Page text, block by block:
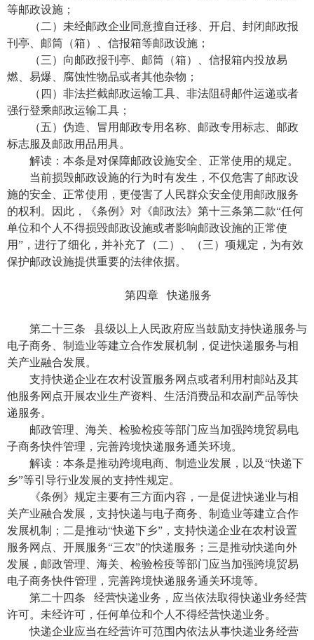
等邮政设施；
（二）未经邮政企业同意擅自迁移、开启、封闭邮政报
刊亭、邮筒（箱）、信报箱等邮政设施；
（三）向邮政报刊亭、邮筒（箱）、信报箱内投放易
燃、易爆、腐蚀性物品或者其他杂物；
（四）非法拦截邮政运输工具、非法阻碍邮件运递或者
强行登乘邮政运输工具；
（五）伪造、冒用邮政专用名称、邮政专用标志、邮政
标志服及邮政用品用具。
解读：本条是对保障邮政设施安全、正常使用的规定。
当前损毁邮政设施的行为时有发生，不仅危害了邮政设
施的安全、正常使用，更侵害了人民群众安全使用邮政服务
的权利。因此，《条例》对《邮政法》第十三条第二款“任何
单位和个人不得损毁邮政设施或者影响邮政设施的正常使
用”，进行了细化，并补充了（二）、（三）项规定，为有效
保护邮政设施提供重要的法律依据。
第四章 快递服务
第二十三条 县级以上人民政府应当鼓励支持快递服务与
电子商务、制造业等建立合作发展机制，促进快递服务与相
关产业融合发展。
支持快递企业在农村设置服务网点或者利用村邮站及其
他服务网点开展农业生产资料、生活消费品和农副产品等快
递服务。
邮政管理、海关、检验检疫等部门应当加强跨境贸易电
子商务快件管理，完善跨境快递服务通关环境。
解读：本条是推动跨境电商、制造业发展，以及“快递下
乡”等引导行业发展的支持性规定。
《条例》规定主要有三方面内容，一是促进快递业与相
关产业融合发展，支持快递与电子商务、制造业等建立合作
发展机制；二是推动“快递下乡”，支持快递企业在农村设置
服务网点、开展服务“三农”的快递服务；三是推动快递向外
发展，邮政管理、海关、检验检疫等部门应当加强跨境贸易
电子商务快件管理，完善跨境快递服务通关环境等。
第二十四条 经营快递业务，应当依法取得快递业务经营
许可。未经许可，任何单位和个人不得经营快递业务。
快递企业应当在经营许可范围内依法从事快递业务经营